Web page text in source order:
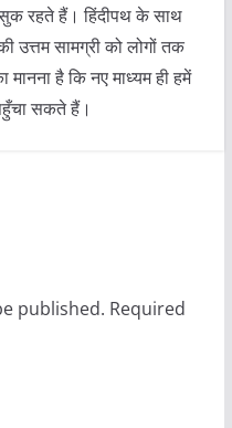
रहते हैं। हिंदीपथ के साथ
उत्तम सामग्री को लोगों तक
है कि नए माध्यम ही हमें
सकते हैं।
published. Required